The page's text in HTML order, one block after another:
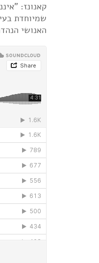
קאנונז:
שמיוחדת
האנושי